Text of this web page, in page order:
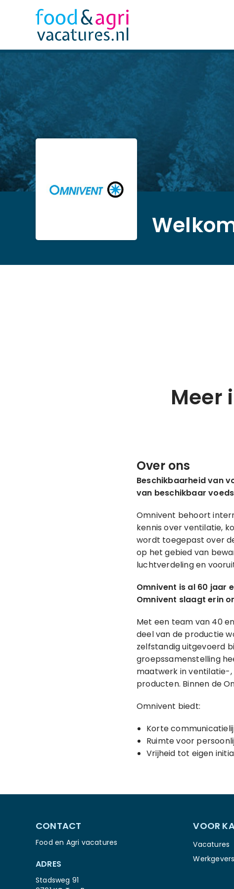
Meer
Over ons
Beschikbaarheid van
van beschikbaar
Omnivent behoort
kennis over ventilatie,
wordt toegepast over
op het gebied van
luchtverdeling en
Omnivent is al 60 jaar
Omnivent slaagt erin
Met een team van 40
deel van de productie
zelfstandig uitgevoerd
groepssamenstelling
maatwerk in ventilatie-
producten. Binnen de
Omnivent biedt:
Korte
Ruimte voor
Vrijheid tot eigen
CONTACT
Food en Agri vacatures
ADRES
Stadsweg 91
VOOR
Vacatures
Werkgevers